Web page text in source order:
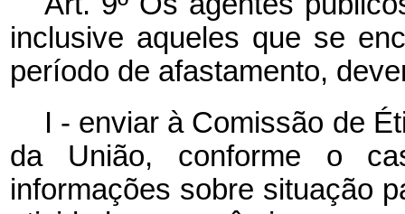
inclusive aqueles que se
período de afastamento,
I - enviar à Comissão de
da União, conforme o
informações sobre situação